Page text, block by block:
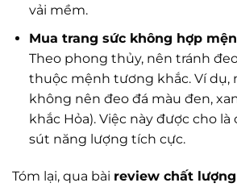
vải mềm.
Mua trang sức không hợp
Theo phong thủy, nên tránh
thuộc mệnh tương khắc. Ví dụ,
không nên đeo đá màu đen,
khắc Hỏa). Việc này được cho
sút năng lượng tích cực.
Tóm lại, qua bài review chất